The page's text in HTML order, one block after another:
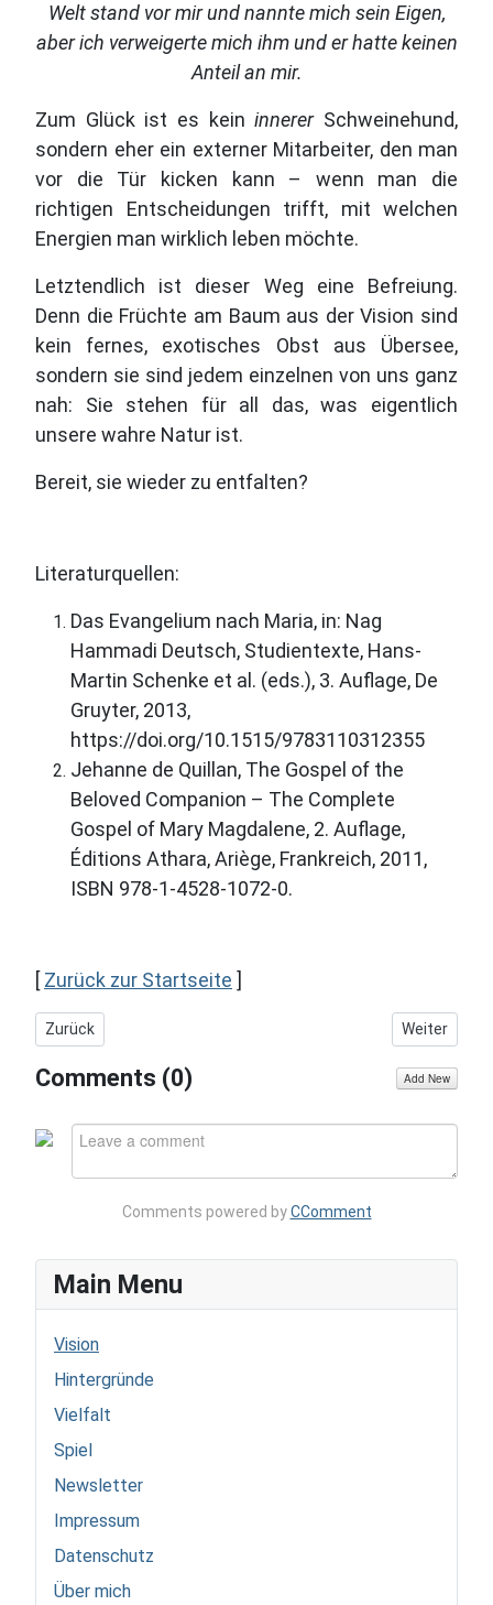
Welt stand vor mir und nannte mich sein Eigen,
aber ich verweigerte mich ihm und er hatte keinen
Anteil an mir.
Zum Glück ist es keininnererSchweinehund,
sondern eher ein externer Mitarbeiter, den man
vor die Tür kicken kann – wenn man die
richtigen Entscheidungen trifft, mit welchen
Energien man wirklich leben möchte.
Letztendlich ist dieser Weg eine Befreiung.
Denn die Früchte am Baum aus der Vision sind
kein fernes, exotisches Obst aus Übersee,
sondern sie sind jedem einzelnen von uns ganz
nah: Sie stehen für all das, was eigentlich
unsere wahre Natur ist.
Bereit, sie wieder zu entfalten?
Literaturquellen:
Das Evangelium nach Maria, in: Nag
Hammadi Deutsch, Studientexte, Hans-
Martin Schenke et al. (eds.), 3. Auflage, De
Gruyter, 2013,
https://doi.org/10.1515/9783110312355
Jehanne de Quillan, The Gospel of the
Beloved Companion – The Complete
Gospel of Mary Magdalene, 2. Auflage,
Éditions Athara, Ariège, Frankreich, 2011,
ISBN 978-1-4528-1072-0.
[ Zurück zur Startseite ]
Vorheriger Beitrag: Was Maria Magdalena und Luke Skywalker
Zurück Nächster
Weiter
Comments (0) Add New
Comments powered byCComment
Main Menu
Vision
Hintergründe
Vielfalt
Spiel
Newsletter
Impressum
Datenschutz
Über mich